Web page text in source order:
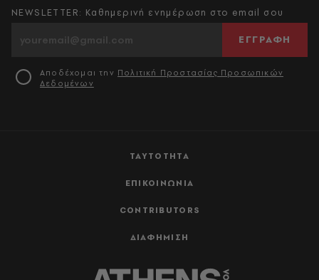
ΤΑΥΤΟΤΗΤΑ
ΕΠΙΚΟΙΝΩΝΙΑ
CONTRIBUTORS
ΔΙΑΦΗΜΙΣΗ
NEWSLETTER: Καθημερινή ενημέρωση στο email σου
ΕΓΓΡΑΦΗ
Αποδέχομαι την Πολιτική Προστασίας Προσωπικών
Δεδομένων